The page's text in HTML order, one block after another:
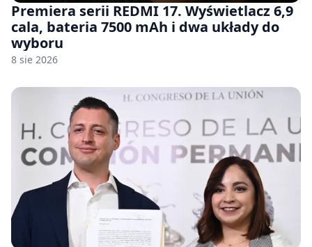
Premiera serii REDMI 17. Wyświetlacz 6,9
cala, bateria 7500 mAh i dwa układy do
wyboru
8 sie 2026